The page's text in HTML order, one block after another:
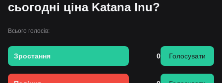
сьогодні ціна Katana Inu?
Всього голосів:
Зростання 0 Голосувати